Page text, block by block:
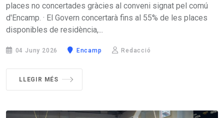
places no concertades gràcies al conveni signat pel comú
d'Encamp. · El Govern concertarà fins al 55% de les places
disponibles de residència,...
04 Juny 2026 Encamp Redacció
LLEGIR MÉS